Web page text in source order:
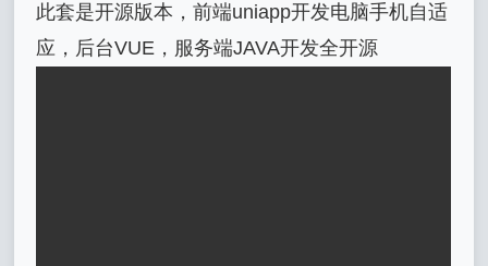
此套是开源版本，前端uniapp开发电脑手机自适
应，后台VUE，服务端JAVA开发全开源